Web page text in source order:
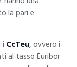
la pari e
i CcTeu, ovvero i
al tasso Euribor